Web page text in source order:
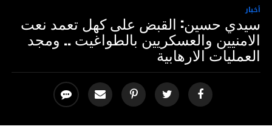
أخبار
سيدي حسين: القبض على كهل تعمد نعت
الامنيين والعسكريين بالطواغيت .. ومجد
العمليات الارهابية